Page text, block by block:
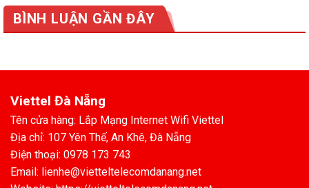
BÌNH LUẬN GẦN ĐÂY
Viettel Đà Nẵng
Tên cửa hàng: Lắp Mạng Internet Wifi Viettel
Địa chỉ: 107 Yên Thế, An Khê, Đà Nẵng
Điện thoại: 0978 173 743
Email: lienhe@vietteltelecomdanang.net